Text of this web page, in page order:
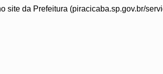
da Prefeitura (piracicaba.sp.gov.br/